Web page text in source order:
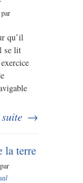
qu’il
se lit
→
la terre